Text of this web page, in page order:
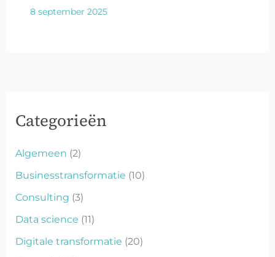
8 september 2025
Categorieën
Algemeen (2)
Businesstransformatie (10)
Consulting (3)
Data science (11)
Digitale transformatie (20)